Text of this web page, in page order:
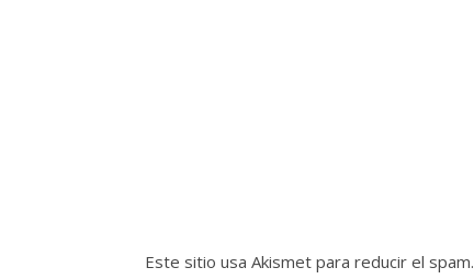
Este sitio usa Akismet para reducir el spam.